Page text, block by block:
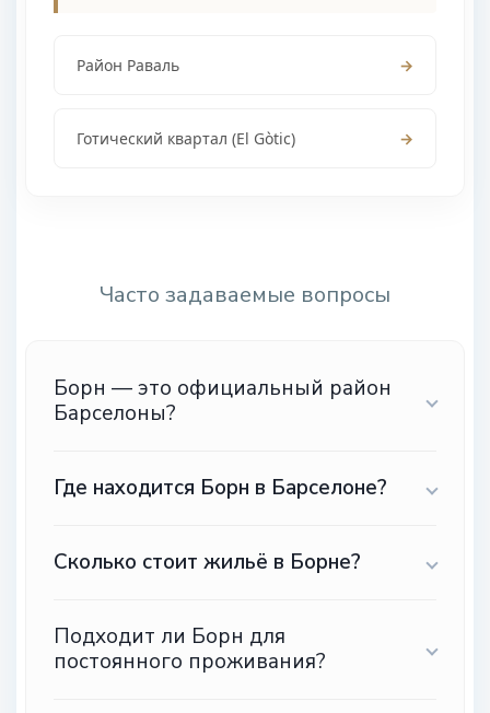
Район Раваль →
Готический квартал (El Gòtic) →
Часто задаваемые вопросы
Борн — это официальный район
Барселоны?
Где находится Борн в Барселоне?
Сколько стоит жильё в Борне?
Подходит ли Борн для
постоянного проживания?